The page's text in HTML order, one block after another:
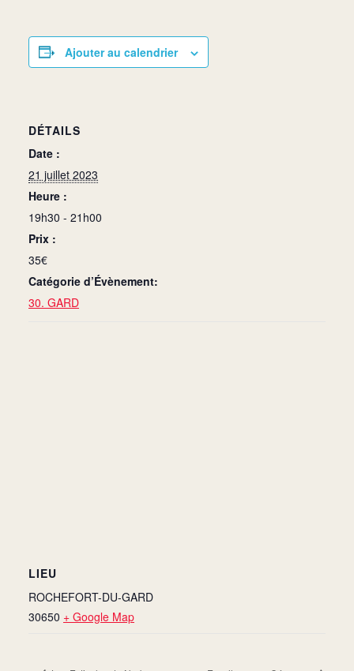
Ajouter au calendrier
DÉTAILS
Date :
21 juillet 2023
Heure :
19h30 - 21h00
Prix :
35€
Catégorie d’Évènement:
30. GARD
LIEU
ROCHEFORT-DU-GARD
30650 + Google Map